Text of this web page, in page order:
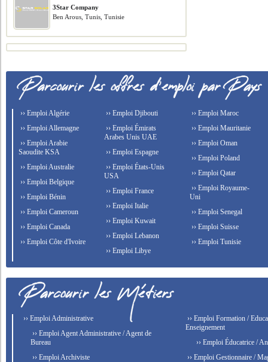
3Star Company
Ben Arous, Tunis, Tunisie
›› Emploi Algérie
›› Emploi Allemagne
›› Emploi Arabie
Saoudite KSA
›› Emploi Australie
›› Emploi Belgique
›› Emploi Bénin
›› Emploi Cameroun
›› Emploi Canada
›› Emploi Côte d'Ivoire
›› Emploi Djibouti
›› Emploi Émirats
Arabes Unis UAE
›› Emploi Espagne
›› Emploi États-Unis
USA
›› Emploi France
›› Emploi Italie
›› Emploi Kuwait
›› Emploi Lebanon
›› Emploi Libye
›› Emploi Maroc
›› Emploi Mauritanie
›› Emploi Oman
›› Emploi Poland
›› Emploi Qatar
›› Emploi Royaume-
Uni
›› Emploi Senegal
›› Emploi Suisse
›› Emploi Tunisie
›› Emploi Administrative
›› Emploi Agent Administrative / Agent de
Bureau
›› Emploi Archiviste
›› Emploi Formation /
Enseignement
›› Emploi Éducatrice /
›› Emploi Gestionnaire /